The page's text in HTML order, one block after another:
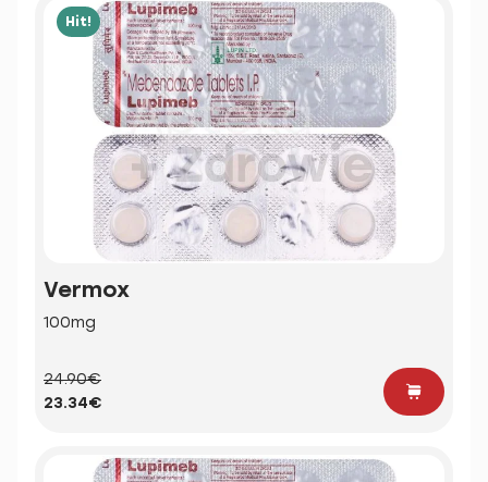
Hit!
Vermox
100mg
24.90€
23.34€